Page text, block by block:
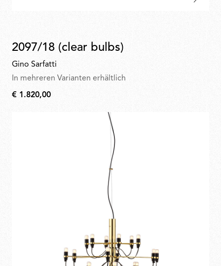
2097/18 (clear bulbs)
Gino Sarfatti
In mehreren Varianten erhältlich
€
€ 1.820,00